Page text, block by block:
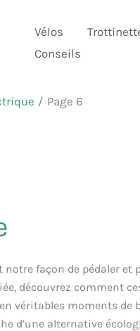
Vélos
Conseils
Page 6
façon de pédaler et
découvrez comment
véritables moments de
d’une alternative